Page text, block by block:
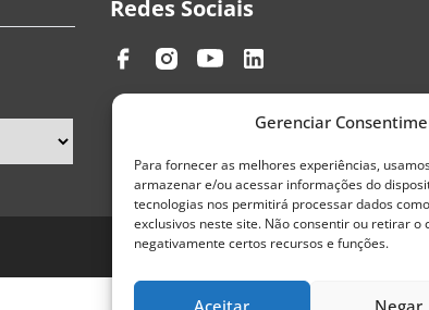
Gerenciar
Para fornecer as melhores experiências,
armazenar e/ou acessar informações do
tecnologias nos permitirá processar dados
exclusivos neste site. Não consentir ou retirar
negativamente certos recursos e funções.
Aceitar Negar
Redes Sociais
Termos de Uso